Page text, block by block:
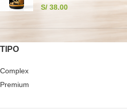
S/ 38.00
TIPO
Complex
Premium